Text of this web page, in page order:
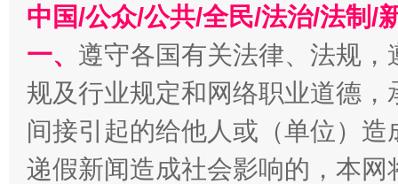
千年窑火 生生不息 一
中国/公众/公共/全民/法治/法制/
一、 遵守各国有关法律、法规
规及行业规定和网络职业道德
间接引起的给他人或（单位）
递假新闻造成社会影响的，本